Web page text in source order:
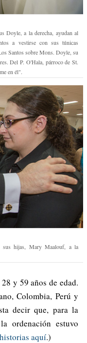
Doyle, a la derecha, ayudan al
a vestirse con sus túnicas
Santos sobre Mons. Doyle, su
Del P. O'Hala, párroco de St.
en él".
sus hijas, Mary Maalouf, a la
y 59 años de edad.
Colombia, Perú y
decir que, para la
ordenación estuvo
aquí.)